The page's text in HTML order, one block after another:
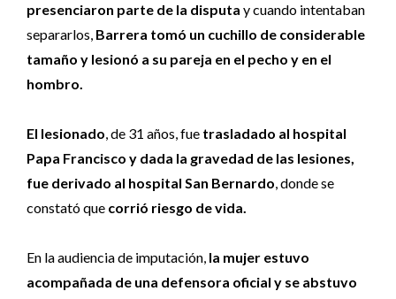
presenciaron parte de la disputa y cuando intentaban
separarlos, Barrera tomó un cuchillo de considerable
tamaño y lesionó a su pareja en el pecho y en el
hombro.
El lesionado, de 31 años, fue trasladado al hospital
Papa Francisco y dada la gravedad de las lesiones,
fue derivado al hospital San Bernardo, donde se
constató que corrió riesgo de vida.
En la audiencia de imputación, la mujer estuvo
acompañada de una defensora oficial y se abstuvo